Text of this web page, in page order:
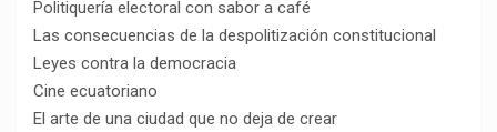
Politiquería electoral con sabor a café
Las consecuencias de la despolitización constitucional
Leyes contra la democracia
Cine ecuatoriano
El arte de una ciudad que no deja de crear